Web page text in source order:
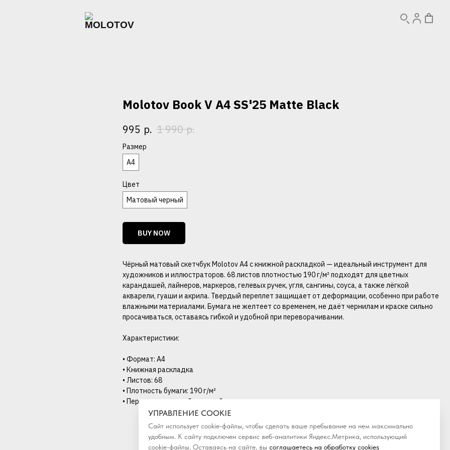
Molotov Book V A4 SS'25 Matte Black
995 р. 1 990 р.
Размер
А4
Цвет
Матовый черный
BUY NOW
Чёрный матовый скетчбук Molotov A4 с книжной раскладкой — идеальный инструмент для
художников и иллюстраторов. 68 листов плотностью 190 г/м² подходят для цветных
карандашей, лайнеров, маркеров, гелевых ручек, угля, сангины, соуса, а также лёгкой
акварели, гуаши и акрила. Твердый переплет защищает от деформации, особенно при работе
влажными материалами. Бумага не желтеет со временем, не даёт чернилам и краске сильно
просачиваться, оставаясь гибкой и удобной при переворачивании.
Характеристики:
• Формат: A4
• Книжная раскладка
• Листов: 68
• Плотность бумаги: 190 г/м²
• Переплет: твердый матовый
УПРАВЛЕНИЕ COOKIE
Сайт использует cookie-файлы, чтобы сделать ваше пребывание на нем максимально
удобным. К cайту подключен сервис веб-аналитики Яндекс.Метрика, использующий
cookie-файлы. Оставаясь на сайте, вы соглашаетесь на обработку cookies